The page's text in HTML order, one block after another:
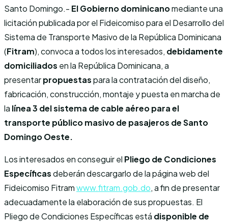
Santo Domingo.- El Gobierno dominicanomediante una
licitación publicada por el Fideicomiso para el Desarrollo del
Sistema de Transporte Masivo de la República Dominicana
(Fitram), convoca a todos los interesados, debidamente
domiciliados en la República Dominicana, a
presentarpropuestaspara la contratación del diseño,
fabricación, construcción, montaje y puesta en marcha de
la línea 3 del sistema de cable aéreo para el
transporte público masivo de pasajeros de Santo
Domingo Oeste.
Los interesados en conseguir el Pliego de Condiciones
Específicasdeberán descargarlo de la página web del
Fideicomiso Fitramwww.fitram.gob.do, a fin de presentar
adecuadamente la elaboración de sus propuestas. El
Pliego de Condiciones Específicas está disponible de